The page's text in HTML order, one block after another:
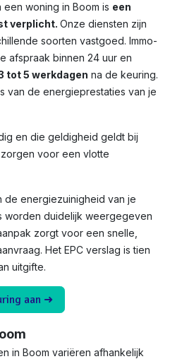
woning in Boom is een
verplicht. Onze diensten zijn
soorten vastgoed. Immo-
afspraak binnen 24 uur en
tot 5 werkdagen na de keuring.
van de energieprestaties van je
en die geldigheid geldt bij
voor een vlotte
de energiezuinigheid van je
worden duidelijk weergegeven
zorgt voor een snelle,
Het EPC verslag is tien
uitgifte.
aan ➜
in Boom variëren afhankelijk